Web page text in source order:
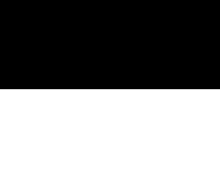
conteúdo